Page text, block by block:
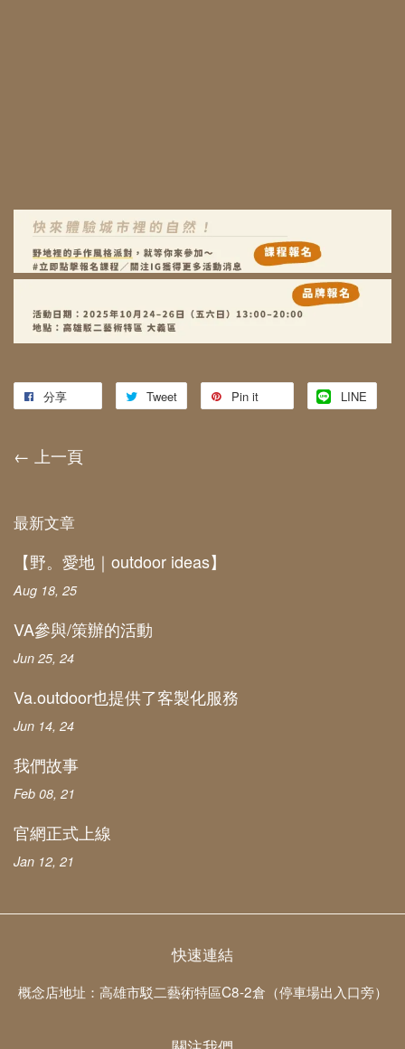
分享 Tweet Pin it LINE
← 上一頁
最新文章
【野。愛地｜outdoor ideas】
Aug 18, 25
VA參與/策辦的活動
Jun 25, 24
Va.outdoor也提供了客製化服務
Jun 14, 24
我們故事
Feb 08, 21
官網正式上線
Jan 12, 21
快速連結
概念店地址：高雄市駁二藝術特區C8-2倉（停車場出入口旁）